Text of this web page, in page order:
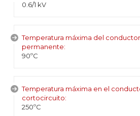
0.6/1 kV
Temperatura máxima del
permanente:
90ºC
Temperatura máxima en el
cortocircuito:
250ºC